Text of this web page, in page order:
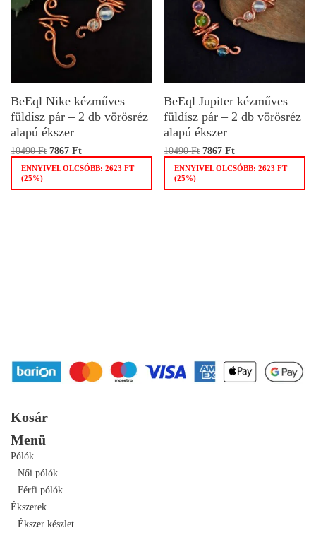
BeEql Nike kézműves
füldísz pár – 2 db vörösréz
alapú ékszer
10490Ft 7867 Ft
ENNYIVEL OLCSÓBB: 2623 FT
(25%)
BeEql Jupiter kézműves
füldísz pár – 2 db vörösréz
alapú ékszer
10490Ft 7867Ft
ENNYIVEL OLCSÓBB:2623FT
(25%)
Kosár
Menü
Pólók
Női pólók
Férfi pólók
Ékszerek
Ékszer készlet